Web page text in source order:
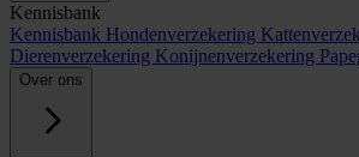
Kennisbank
Kennisbank Hondenverzekering
Dierenverzekering Konijnenverzekering
Over ons